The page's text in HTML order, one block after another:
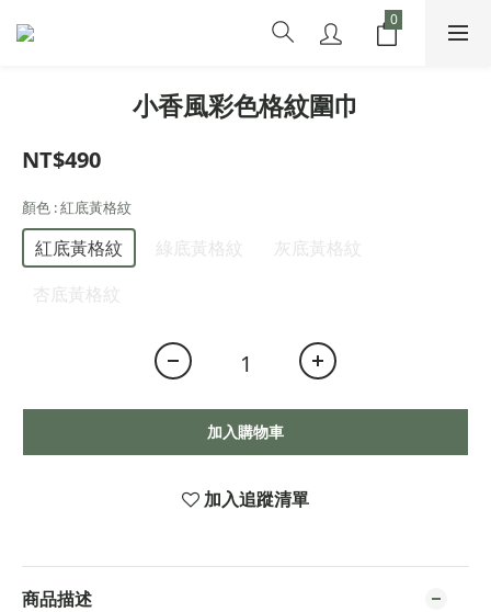
小香風彩色格紋圍巾
NT$490
顏色 : 紅底黃格紋
紅底黃格紋 綠底黃格紋
灰底黃格紋
杏底黃格紋
加入購物車
加入追蹤清單
商品描述